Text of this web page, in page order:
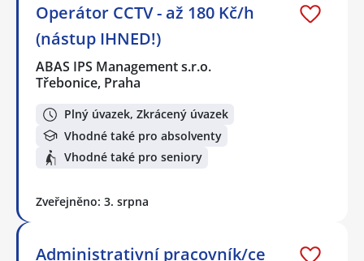
Operátor CCTV - až 180 Kč/h
(nástup IHNED!)
ABAS IPS Management s.r.o.
Třebonice, Praha
Plný úvazek, Zkrácený úvazek
Vhodné také pro absolventy
Vhodné také pro seniory
Zveřejněno: 3. srpna
Administrativní pracovník/ce